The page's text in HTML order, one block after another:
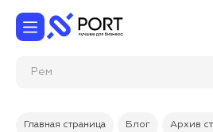
Главная страница Блог Архив